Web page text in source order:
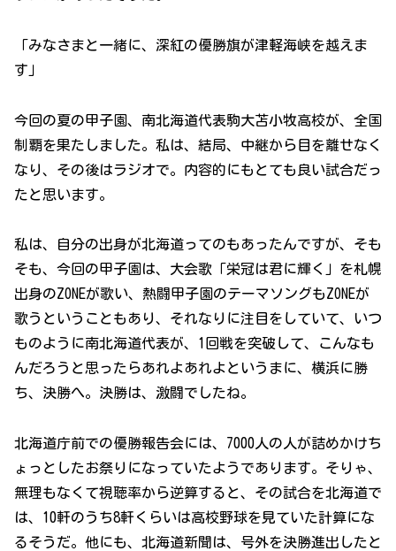
「みなさまと一緒に、深紅の優勝旗が津軽海峡を越えま
す」
今回の夏の甲子園、南北海道代表駒大苫小牧高校が、全国
制覇を果たしました。私は、結局、中継から目を離せなく
なり、その後はラジオで。内容的にもとても良い試合だっ
たと思います。
私は、自分の出身が北海道ってのもあったんですが、そも
そも、今回の甲子園は、大会歌「栄冠は君に輝く」を札幌
出身のZONEが歌い、熱闘甲子園のテーマソングもZONEが
歌うということもあり、それなりに注目をしていて、いつ
ものように南北海道代表が、1回戦を突破して、こんなも
んだろうと思ったらあれよあれよというまに、横浜に勝
ち、決勝へ。決勝は、激闘でしたね。
北海道庁前での優勝報告会には、7000人の人が詰めかけち
ょっとしたお祭りになっていたようであります。そりゃ、
無理もなくて視聴率から逆算すると、その試合を北海道で
は、10軒のうち8軒くらいは高校野球を見ていた計算にな
るそうだ。他にも、北海道新聞は、号外を決勝進出したと